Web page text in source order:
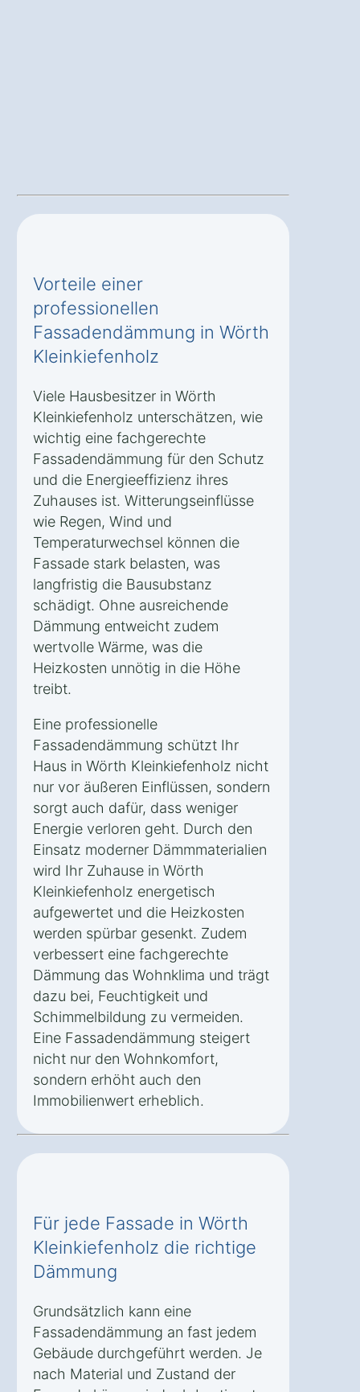
Vorteile einer
professionellen
Fassadendämmung in Wörth
Kleinkiefenholz
Viele Hausbesitzer in Wörth
Kleinkiefenholz unterschätzen, wie
wichtig eine fachgerechte
Fassadendämmung für den Schutz
und die Energieeffizienz ihres
Zuhauses ist. Witterungseinflüsse
wie Regen, Wind und
Temperaturwechsel können die
Fassade stark belasten, was
langfristig die Bausubstanz
schädigt. Ohne ausreichende
Dämmung entweicht zudem
wertvolle Wärme, was die
Heizkosten unnötig in die Höhe
treibt.
Eine professionelle
Fassadendämmung schützt Ihr
Haus in Wörth Kleinkiefenholz nicht
nur vor äußeren Einflüssen, sondern
sorgt auch dafür, dass weniger
Energie verloren geht. Durch den
Einsatz moderner Dämmmaterialien
wird Ihr Zuhause in Wörth
Kleinkiefenholz energetisch
aufgewertet und die Heizkosten
werden spürbar gesenkt. Zudem
verbessert eine fachgerechte
Dämmung das Wohnklima und trägt
dazu bei, Feuchtigkeit und
Schimmelbildung zu vermeiden.
Eine Fassadendämmung steigert
nicht nur den Wohnkomfort,
sondern erhöht auch den
Immobilienwert erheblich.
Für jede Fassade in Wörth
Kleinkiefenholz die richtige
Dämmung
Grundsätzlich kann eine
Fassadendämmung an fast jedem
Gebäude durchgeführt werden. Je
nach Material und Zustand der